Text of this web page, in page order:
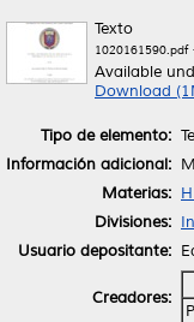
Texto
1020161590.pdf
Available
Download
Tipo de elemento:
Información adicional:
Materias:
Divisiones:
Usuario depositante:
Creadores: